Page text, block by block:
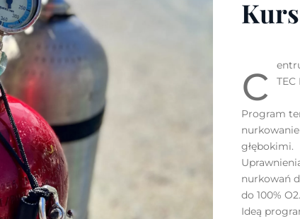
c
TEC
Program
głębokimi.
nurkowań
do 100% O2.
Ideą